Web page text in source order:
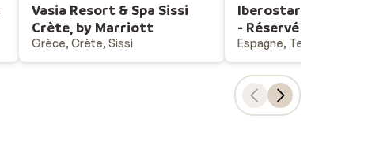
Vasia Resort & Spa Sissi
Crète, by Marriott
Grèce, Crète, Sissi
Iberostar Selection
- Réservé aux adultes
Espagne, Tenerife, Costa